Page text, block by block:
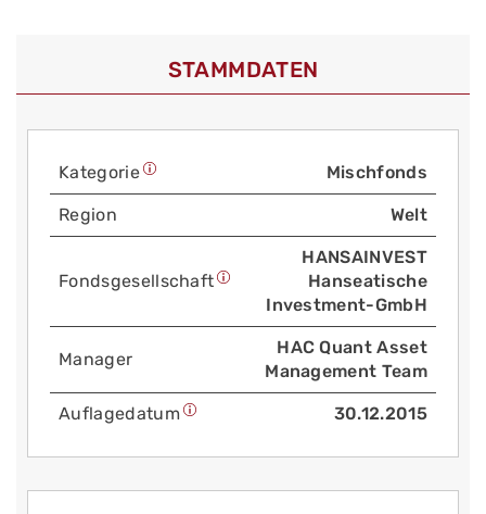
STAMMDATEN
Kategorie Mischfonds
Region Welt
Fonds­gesellschaft
HANSAINVEST
Hanseatische
Investment-GmbH
Manager
HAC Quant Asset
Management Team
Auflage­datum 30.12.2015